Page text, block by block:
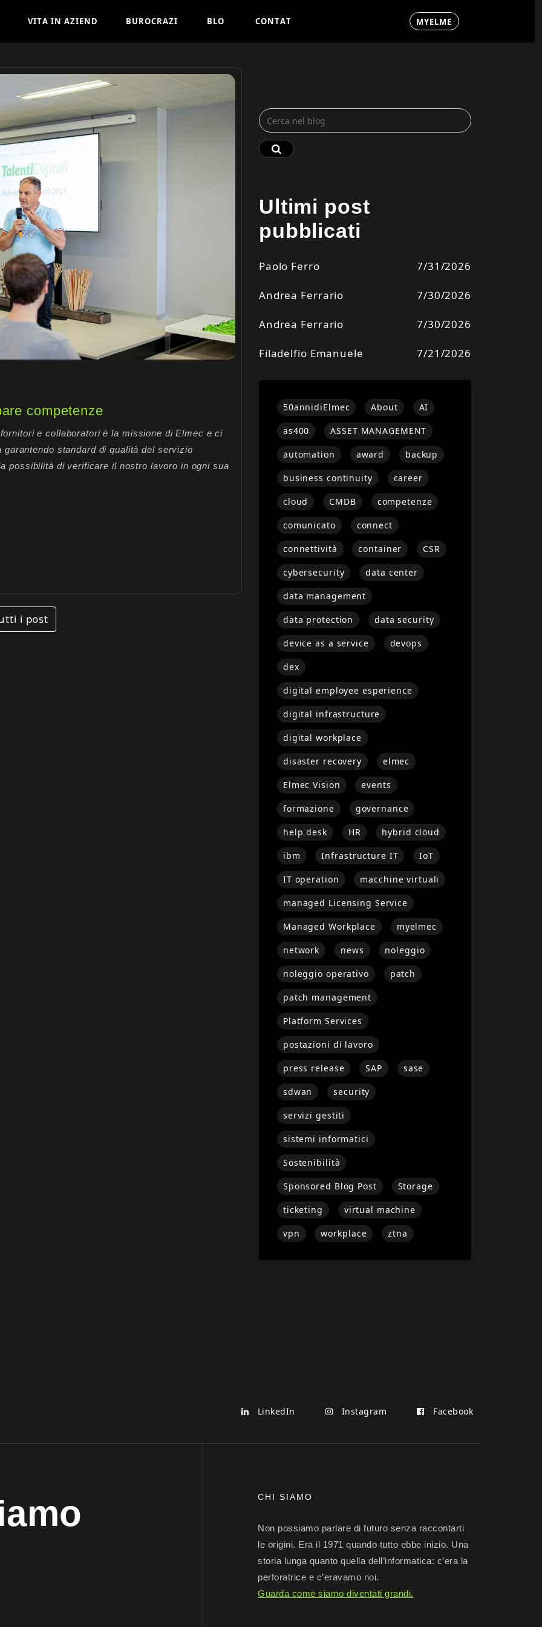
VITA IN AZIEND
A
BUROCRAZI
A
BLO
G
CONTAT
MYELME
competenze
e collaboratori è la missione di Elmec e ci
standard di qualità del servizio
possibilità di verificare il nostro lavoro in ogni sua
i post
Ultimi post
pubblicati
Paolo Ferro 7/31/2026
Andrea Ferrario 7/30/2026
Andrea Ferrario 7/30/2026
Filadelfio Emanuele 7/21/2026
50annidiElmec About AI
as400 ASSET MANAGEMENT
automation award backup
business continuity career
cloud CMDB competenze
comunicato connect
connettività container CSR
cybersecurity data center
data management
data protection data security
device as a service devops
dex
digital employee esperience
digital infrastructure
digital workplace
disaster recovery elmec
Elmec Vision events
formazione governance
help desk HR hybrid cloud
ibm Infrastructure IT IoT
IT operation macchine virtuali
managed Licensing Service
Managed Workplace myelmec
network news noleggio
noleggio operativo patch
patch management
Platform Services
postazioni di lavoro
press release SAP sase
sdwan security
servizi gestiti
sistemi informatici
Sostenibilità
Sponsored Blog Post Storage
ticketing virtual machine
vpn workplace ztna
LinkedIn Instagram Facebook
CHI SIAMO
Non possiamo parlare di futuro senza raccontarti
le origini. Era il 1971 quando tutto ebbe inizio. Una
storia lunga quanto quella dell’informatica: c’era la
perforatrice e c’eravamo noi.
Guarda come siamo diventati grandi.